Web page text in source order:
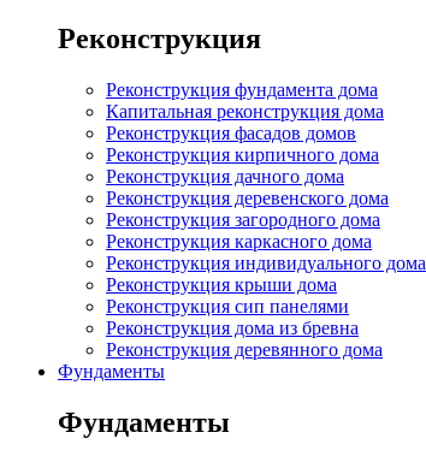
Реконструкция
Реконструкция фундамента дома
Капитальная реконструкция дома
Реконструкция фасадов домов
Реконструкция кирпичного дома
Реконструкция дачного дома
Реконструкция деревенского дома
Реконструкция загородного дома
Реконструкция каркасного дома
Реконструкция индивидуального дома
Реконструкция крыши дома
Реконструкция сип панелями
Реконструкция дома из бревна
Реконструкция деревянного дома
Фундаменты
Фундаменты